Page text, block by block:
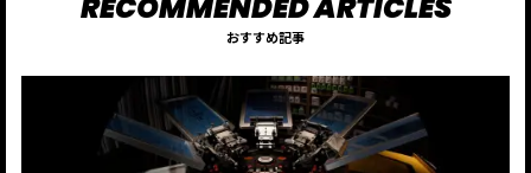
おすすめ記事